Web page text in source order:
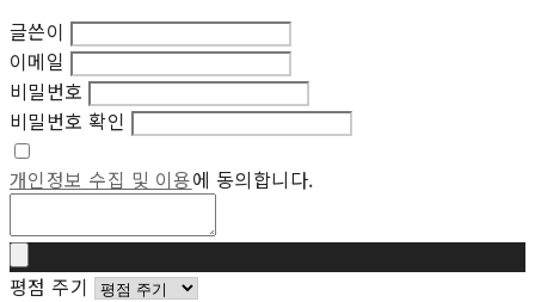
글쓴이
이메일
비밀번호
비밀번호 확인
개인정보 수집 및 이용에 동의합니다.
평점 주기